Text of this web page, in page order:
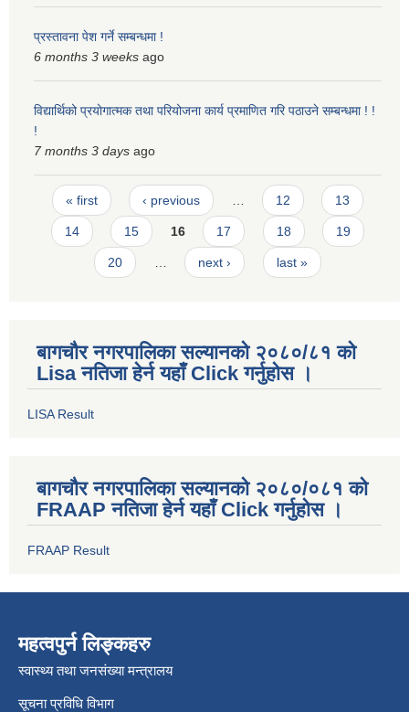
प्रस्तावना पेश गर्ने सम्बन्धमा !
6 months 3 weeks ago
विद्यार्थिको प्रयोगात्मक तथा परियोजना कार्य प्रमाणित गरि पठाउने सम्बन्धमा ! !
!
7 months 3 days ago
Pages
« first ‹ previous … 12 13
14 15 16 17 18 19
20 … next › last »
बागचौर नगरपालिका सल्यानको २०८०/८१ को
Lisa नतिजा हेर्न यहाँ Click गर्नुहोस ।
LISA Result
बागचौर नगरपालिका सल्यानको २०८०/०८१ को
FRAAP नतिजा हेर्न यहाँ Click गर्नुहोस ।
FRAAP Result
महत्वपुर्न लिङ्कहरु
स्वास्थ्य तथा जनसंख्या मन्त्रालय
सूचना प्रविधि विभाग